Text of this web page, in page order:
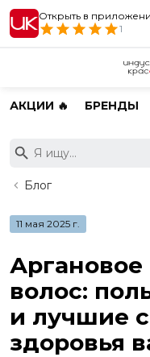
Открыть в
1
АКЦИИ 🔥 БРЕНДЫ
Блог
11 мая 2025 г.
волос:
и лучшие
здоровья